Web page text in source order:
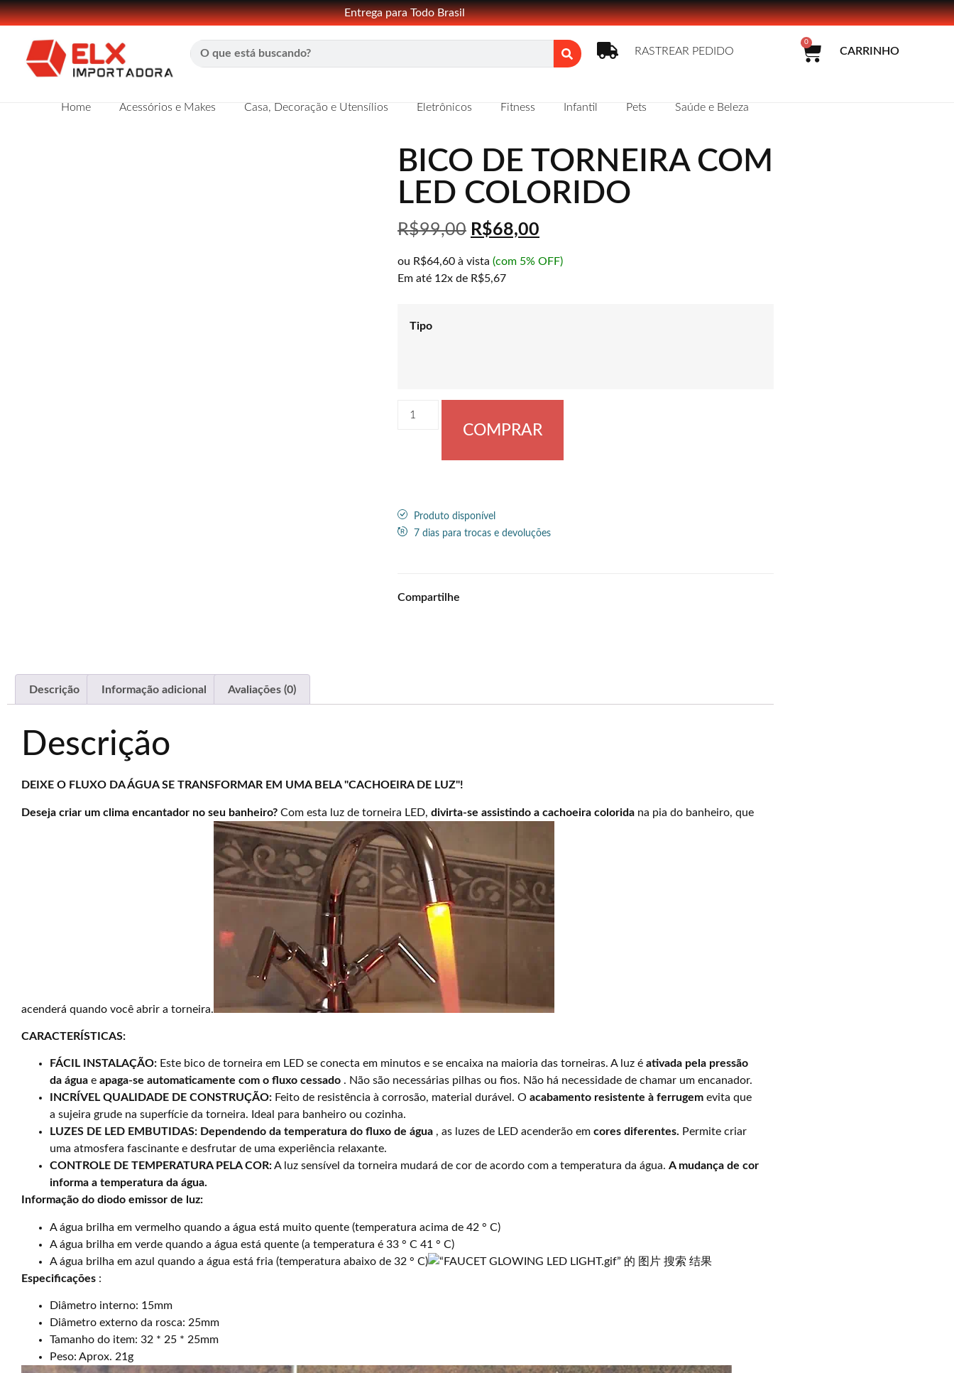
Entrega para Todo Brasil
RASTREAR PEDIDO
0
CARRINHO
Home Acessórios e Makes Casa, Decoração e Utensílios Eletrônicos Fitness Infantil Pets Saúde e Beleza
BICO DE TORNEIRA COM
LED COLORIDO
R$99,00 R$68,00
ou R$64,60 à vista (com 5% OFF)
Em até 12x de R$5,67
Tipo
COMPRAR
Produto disponível
7 dias para trocas e devoluções
Compartilhe
Descrição Informação adicional Avaliações (0)
Descrição
DEIXE O FLUXO DA ÁGUA SE TRANSFORMAR EM UMA BELA "CACHOEIRA DE LUZ"!
Deseja criar um clima encantador no seu banheiro? Com esta luz de torneira LED, divirta-se assistindo a cachoeira colorida na pia do banheiro, que
acenderá quando você abrir a torneira.
CARACTERÍSTICAS:
FÁCIL INSTALAÇÃO: Este bico de torneira em LED se conecta em minutos e se encaixa na maioria das torneiras. A luz é ativada pela pressão
da água e apaga-se automaticamente com o fluxo cessado . Não são necessárias pilhas ou fios. Não há necessidade de chamar um encanador.
INCRÍVEL QUALIDADE DE CONSTRUÇÃO: Feito de resistência à corrosão, material durável. O acabamento resistente à ferrugem evita que
a sujeira grude na superfície da torneira. Ideal para banheiro ou cozinha.
LUZES DE LED EMBUTIDAS: Dependendo da temperatura do fluxo de água , as luzes de LED acenderão em cores diferentes. Permite criar
uma atmosfera fascinante e desfrutar de uma experiência relaxante.
CONTROLE DE TEMPERATURA PELA COR:A luz sensível da torneira mudará de cor de acordo com a temperatura da água. A mudança de cor
informa a temperatura da água.
Informação do diodo emissor de luz:
A água brilha em vermelho quando a água está muito quente (temperatura acima de 42 ° C)
A água brilha em verde quando a água está quente (a temperatura é 33 ° C 41 ° C)
A água brilha em azul quando a água está fria (temperatura abaixo de 32 ° C)
Especificações :
Diâmetro interno: 15mm
Diâmetro externo da rosca: 25mm
Tamanho do item: 32 * 25 * 25mm
Peso: Aprox. 21g